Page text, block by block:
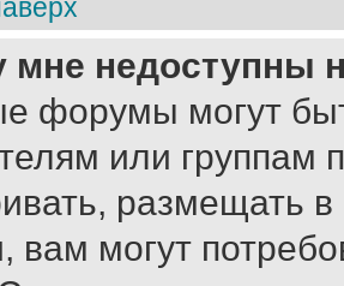
мне недоступны
форумы могут
или группам
размещать
вам могут